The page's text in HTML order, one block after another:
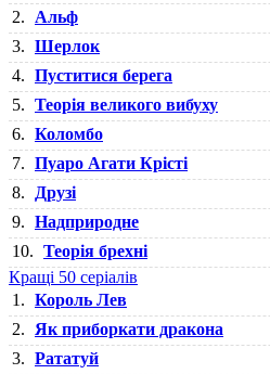
2.
Альф
3. Шерлок
4. Пуститися берега
5. Теорія великого вибуху
6. Коломбо
7. Пуаро Агати Крісті
8.
Друзі
9. Надприродне
10. Теорія брехні
Кращі 50 серіалів
1. Король Лев
2.
Як приборкати дракона
3. Рататуй